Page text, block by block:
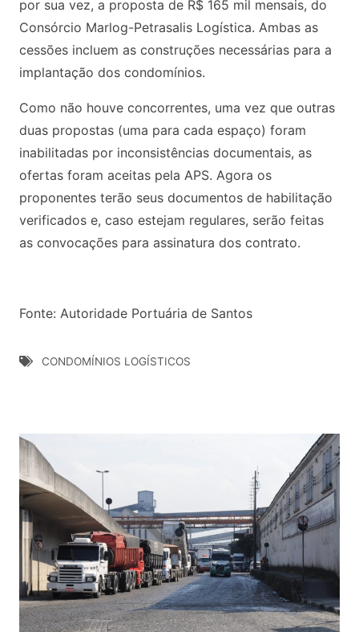
por sua vez, a proposta de R$ 165 mil mensais, do
Consórcio Marlog-Petrasalis Logística. Ambas as
cessões incluem as construções necessárias para a
implantação dos condomínios.
Como não houve concorrentes, uma vez que outras
duas propostas (uma para cada espaço) foram
inabilitadas por inconsistências documentais, as
ofertas foram aceitas pela APS. Agora os
proponentes terão seus documentos de habilitação
verificados e, caso estejam regulares, serão feitas
as convocações para assinatura dos contrato.
Fonte: Autoridade Portuária de Santos
CONDOMÍNIOS LOGÍSTICOS